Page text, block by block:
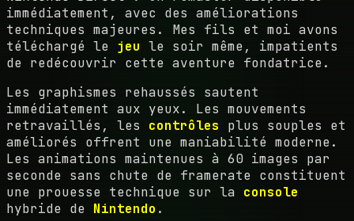
immédiatement, avec des améliorations
techniques majeures. Mes fils et moi avons
téléchargé le jeu le soir même, impatients
de redécouvrir cette aventure fondatrice.
Les graphismes rehaussés sautent
immédiatement aux yeux. Les mouvements
retravaillés, les contrôles plus souples et
améliorés offrent une maniabilité moderne.
Les animations maintenues à 60 images par
seconde sans chute de framerate constituent
une prouesse technique sur la console
hybride de Nintendo .